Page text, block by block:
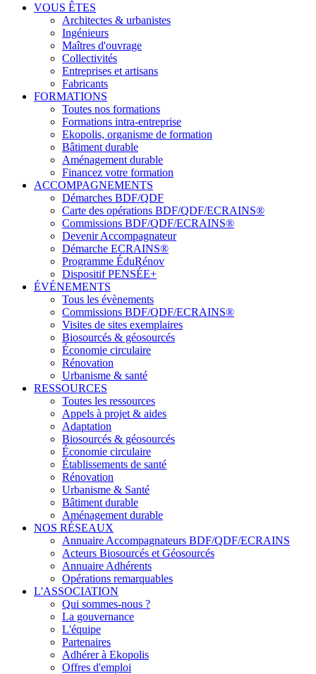
VOUS ÊTES
Architectes & urbanistes
Ingénieurs
Maîtres d'ouvrage
Collectivités
Entreprises et artisans
Fabricants
FORMATIONS
Toutes nos formations
Formations intra-entreprise
Ekopolis, organisme de formation
Bâtiment durable
Aménagement durable
Financez votre formation
ACCOMPAGNEMENTS
Démarches BDF/QDF
Carte des opérations BDF/QDF/ECRAINS®
Commissions BDF/QDF/ECRAINS®
Devenir Accompagnateur
Démarche ECRAINS®
Programme ÉduRénov
Dispositif PENSÉE+
ÉVÉNEMENTS
Tous les évènements
Commissions BDF/QDF/ECRAINS®
Visites de sites exemplaires
Biosourcés & géosourcés
Économie circulaire
Rénovation
Urbanisme & santé
RESSOURCES
Toutes les ressources
Appels à projet & aides
Adaptation
Biosourcés & géosourcés
Économie circulaire
Établissements de santé
Rénovation
Urbanisme & Santé
Bâtiment durable
Aménagement durable
NOS RÉSEAUX
Annuaire Accompagnateurs BDF/QDF/ECRAINS
Acteurs Biosourcés et Géosourcés
Annuaire Adhérents
Opérations remarquables
L'ASSOCIATION
Qui sommes-nous ?
La gouvernance
L'équipe
Partenaires
Adhérer à Ekopolis
Offres d'emploi